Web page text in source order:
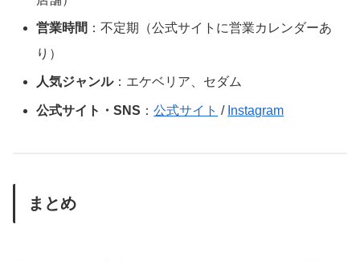
営業時間 ：不定期（公式サイトに営業カレンダーあ
り）
人気ジャンル：エケベリア、セダム
公式サイト・SNS ：公式サイト / Instagram
まとめ